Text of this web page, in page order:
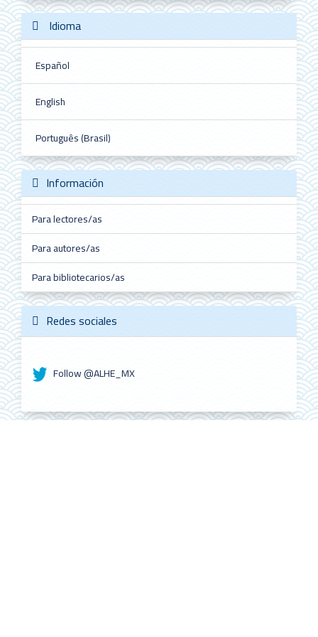
Idioma
Español
English
Português (Brasil)
Información
Para lectores/as
Para autores/as
Para bibliotecarios/as
Redes sociales
Follow @ALHE_MX